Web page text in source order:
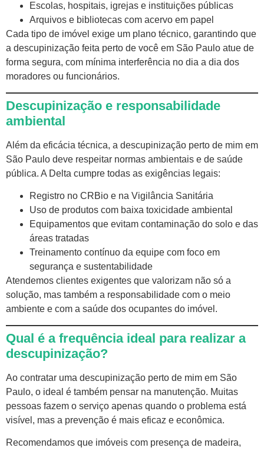
Escolas, hospitais, igrejas e instituições públicas
Arquivos e bibliotecas com acervo em papel
Cada tipo de imóvel exige um plano técnico, garantindo que
a descupinização feita perto de você em São Paulo atue de
forma segura, com mínima interferência no dia a dia dos
moradores ou funcionários.
Descupinização e responsabilidade
ambiental
Além da eficácia técnica, a descupinização perto de mim em
São Paulo deve respeitar normas ambientais e de saúde
pública. A Delta cumpre todas as exigências legais:
Registro no CRBio e na Vigilância Sanitária
Uso de produtos com baixa toxicidade ambiental
Equipamentos que evitam contaminação do solo e das
áreas tratadas
Treinamento contínuo da equipe com foco em
segurança e sustentabilidade
Atendemos clientes exigentes que valorizam não só a
solução, mas também a responsabilidade com o meio
ambiente e com a saúde dos ocupantes do imóvel.
Qual é a frequência ideal para realizar a
descupinização?
Ao contratar uma descupinização perto de mim em São
Paulo, o ideal é também pensar na manutenção. Muitas
pessoas fazem o serviço apenas quando o problema está
visível, mas a prevenção é mais eficaz e econômica.
Recomendamos que imóveis com presença de madeira,